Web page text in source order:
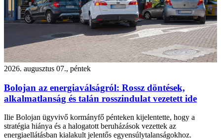
2026. augusztus 07., péntek
Bolojan az energiaválságról: Rossz döntések,
alkalmatlanság és talán rosszindulat vezetett ide
Ilie Bolojan ügyvivő kormányfő pénteken kijelentette, hogy a
stratégia hiánya és a halogatott beruházások vezettek az
energiaellátásban kialakult jelentős egyensúlytalanságokhoz.